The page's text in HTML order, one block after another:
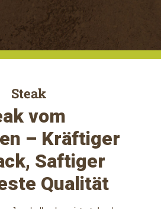
Steak
vom
– Kräftiger
Saftiger
Qualität